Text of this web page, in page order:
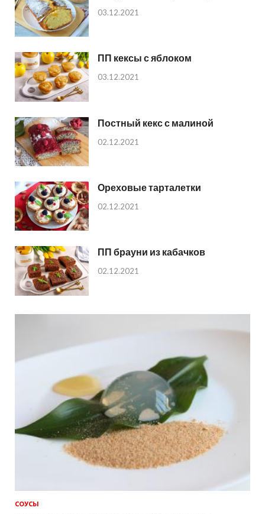
03.12.2021
ПП кексы с яблоком
03.12.2021
Постный кекс с малиной
02.12.2021
Ореховые тарталетки
02.12.2021
ПП брауни из кабачков
02.12.2021
СОУСЫ